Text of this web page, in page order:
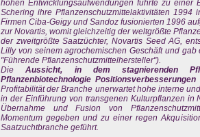
hohen Entwicklungsaufwendungen führte zu einer
Schering ihre Pflanzenschutzmittelaktivitäten
Firmen Ciba-Geigy und Sandoz fusionierten 1996
zur Novartis, womit gleichzeitig der weltgrößte
der zweitgrößte Saatzüchter, Novartis Seed AG,
Lilly von seinem agrochemischen Geschäft und
"Führende Pflanzenschutzmittelhersteller").
DieAussicht, in dem stagnierenden
Pflanzenbiotechnologie
Profitabilität der Branche unerwartet hohe interne
in der Einführung von transgenen Kulturpflanzen
Übernahme und Fusion von
Momentum gegeben und zu einer regen
Saatzuchtbranche geführt.